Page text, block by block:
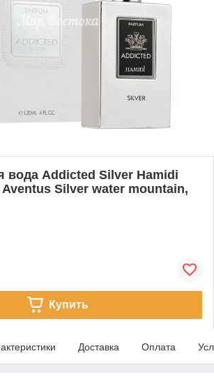
Addicted Silver Hamidi
Aventus Silver water mountain,
Купить
Доставка Оплата